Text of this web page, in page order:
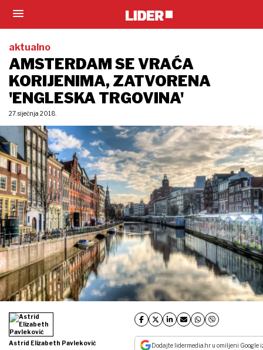
aktualno
AMSTERDAM SE VRAĆA
KORIJENIMA, ZATVORENA
'ENGLESKA TRGOVINA'
27. siječnja 2018.
Astrid Elizabeth Pavleković Dodajte lidermedia.hr u omiljeni Google